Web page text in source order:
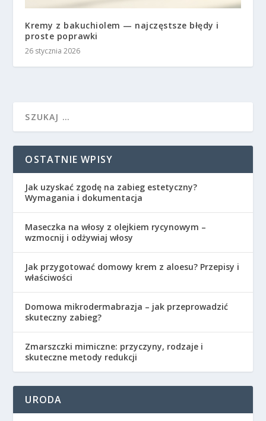
Kremy z bakuchiolem — najczęstsze błędy i
proste poprawki
26 stycznia 2026
OSTATNIE WPISY
Jak uzyskać zgodę na zabieg estetyczny?
Wymagania i dokumentacja
Maseczka na włosy z olejkiem rycynowym –
wzmocnij i odżywiaj włosy
Jak przygotować domowy krem z aloesu? Przepisy i
właściwości
Domowa mikrodermabrazja – jak przeprowadzić
skuteczny zabieg?
Zmarszczki mimiczne: przyczyny, rodzaje i
skuteczne metody redukcji
URODA